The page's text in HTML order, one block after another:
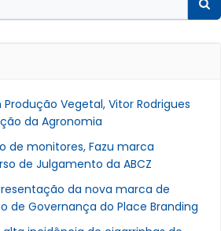
Vegetal, Vitor Rodrigues
da Agronomia
de monitores, Fazu marca
de Julgamento da ABCZ
da nova marca de
de Governança do Place Branding